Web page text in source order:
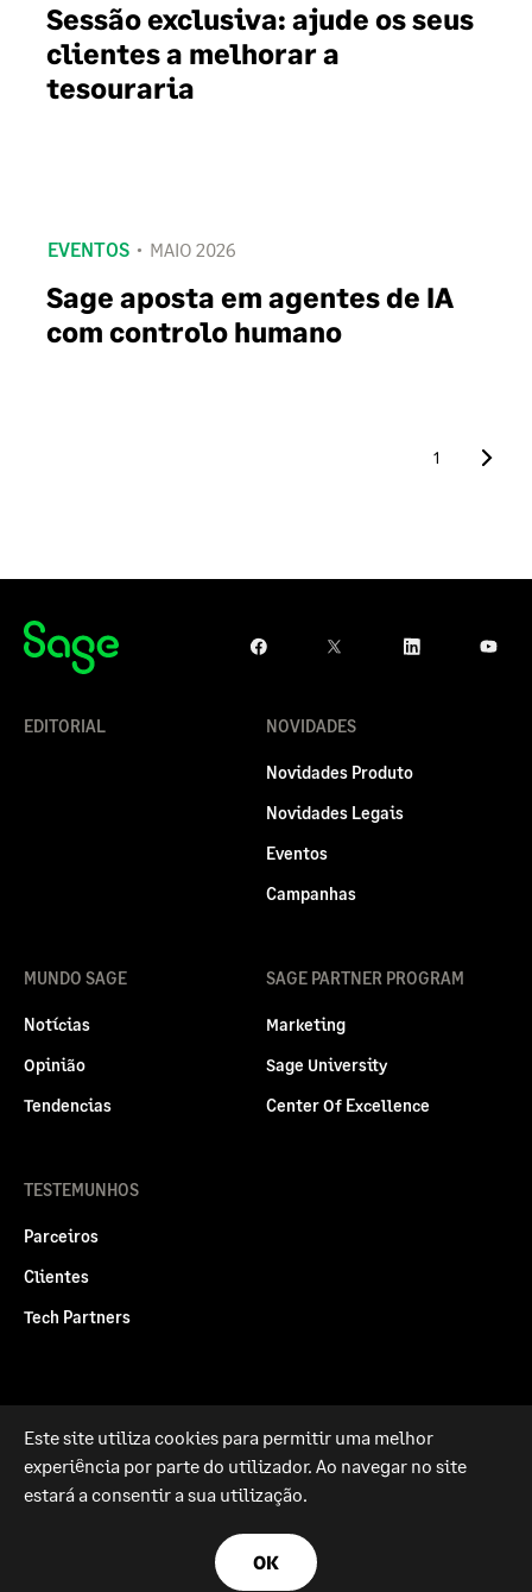
Sessão exclusiva: ajude os seus
clientes a melhorar a
tesouraria
EVENTOS MAIO 2026
Sage aposta em agentes de IA
com controlo humano
1
EDITORIAL NOVIDADES
Novidades Produto
Novidades Legais
Eventos
Campanhas
MUNDO SAGE
Notícias
Opinião
Tendencias
SAGE PARTNER PROGRAM
Marketing
Sage University
Center Of Excellence
TESTEMUNHOS
Parceiros
Clientes
Tech Partners
Politica legal Privacidade e Cookies
RGPD
Este site utiliza cookies para permitir uma melhor
experiência por parte do utilizador. Ao navegar no site
estará a consentir a sua utilização.
OK